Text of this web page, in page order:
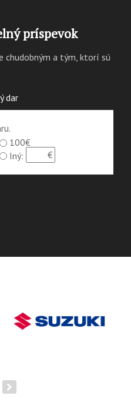
príspevok
chudobným a tým, ktorí sú
dar
100€
Iný: